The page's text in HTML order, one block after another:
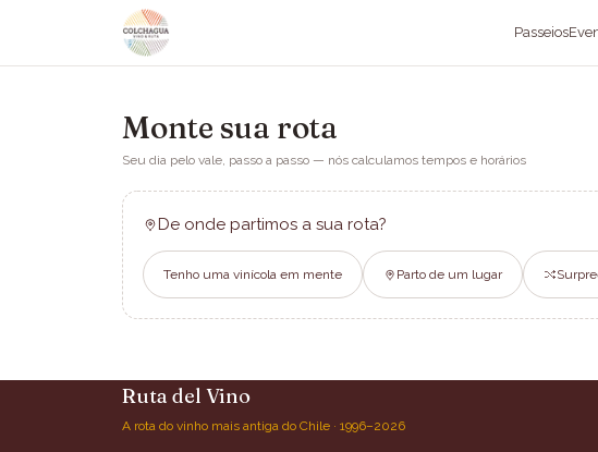
Passeios
Monte sua rota
Seu dia pelo vale, passo a passo — nós calculamos tempos e horários
De onde partimos a sua rota?
Tenho uma vinícola em mente Parto de um lugar
Ruta del Vino
A rota do vinho mais antiga do Chile · 1996–2026